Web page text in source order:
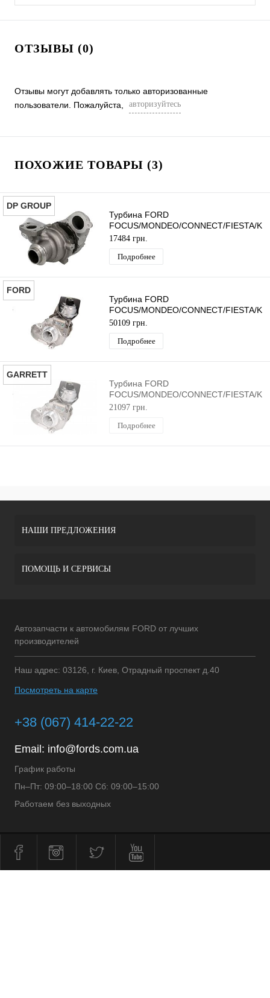
ОТЗЫВЫ (0)
Отзывы могут добавлять только авторизованные
пользователи. Пожалуйста,
авторизуйтесь
ПОХОЖИЕ ТОВАРЫ (3)
DP GROUP
Турбина FORD
FOCUS/MONDEO/CONNECT/FIESTA/
MAX 2014-2019 (1.5TDCI/1.6TDCI) DP
GROUP
17484 грн.
Подробнее
FORD
Турбина FORD
FOCUS/MONDEO/CONNECT/FIESTA/
MAX 2014-2019 (1.5TDCI/1.6TDCI)
50109 грн.
Подробнее
GARRETT
Турбина FORD
FOCUS/MONDEO/CONNECT/FIESTA/
MAX 2014-2019 (1.5TDCI/1.6TDCI)
21097 грн.
Подробнее
НАШИ ПРЕДЛОЖЕНИЯ
ПОМОЩЬ И СЕРВИСЫ
Автозапчасти к автомобилям FORD от лучших
производителей
Наш адрес: 03126, г. Киев, Отрадный проспект д.40
Посмотреть на карте
+38 (067) 414-22-22
Email: info@fords.com.ua
График работы
Пн–Пт: 09:00–18:00 Сб: 09:00–15:00
Работаем без выходных